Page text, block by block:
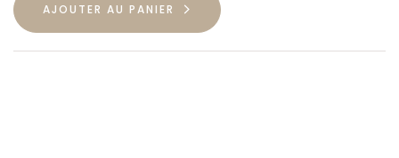
AJOUTER AU PANIER